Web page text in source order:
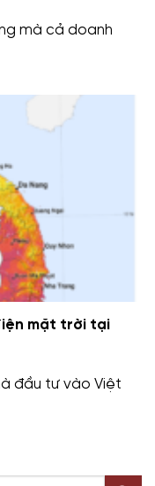
mà cả doanh
mặt trời tại
đầu tư vào Việt